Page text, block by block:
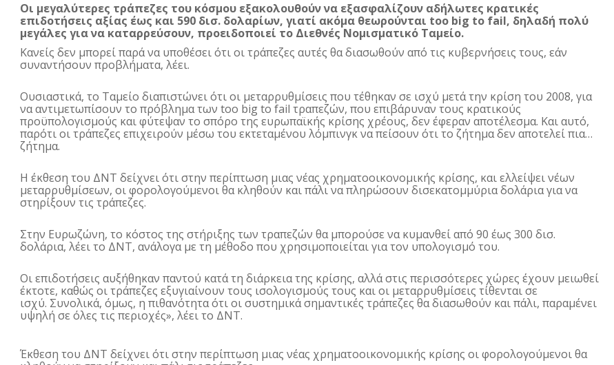
Οι μεγαλύτερες τράπεζες του κόσμου εξακολουθούν να εξασφαλίζουν αδήλωτες κρατικές
επιδοτήσεις αξίας έως και 590 δισ. δολαρίων, γιατί ακόμα θεωρούνται too big to fail, δηλαδή πολύ
μεγάλες για να καταρρεύσουν, προειδοποιεί το Διεθνές Νομισματικό Ταμείο.
Κανείς δεν μπορεί παρά να υποθέσει ότι οι τράπεζες αυτές θα διασωθούν από τις κυβερνήσεις τους, εάν
συναντήσουν προβλήματα, λέει.
Ουσιαστικά, το Ταμείο διαπιστώνει ότι οι μεταρρυθμίσεις που τέθηκαν σε ισχύ μετά την κρίση του 2008, για
να αντιμετωπίσουν το πρόβλημα των too big to fail τραπεζών, που επιβάρυναν τους κρατικούς
προϋπολογισμούς και φύτεψαν το σπόρο της ευρωπαϊκής κρίσης χρέους, δεν έφεραν αποτέλεσμα. Και αυτό,
παρότι οι τράπεζες επιχειρούν μέσω του εκτεταμένου λόμπινγκ να πείσουν ότι το ζήτημα δεν αποτελεί πια…
ζήτημα.
Η έκθεση του ΔΝΤ δείχνει ότι στην περίπτωση μιας νέας χρηματοοικονομικής κρίσης, και ελλείψει νέων
μεταρρυθμίσεων, οι φορολογούμενοι θα κληθούν και πάλι να πληρώσουν δισεκατομμύρια δολάρια για να
στηρίξουν τις τράπεζες.
Στην Ευρωζώνη, το κόστος της στήριξης των τραπεζών θα μπορούσε να κυμανθεί από 90 έως 300 δισ.
δολάρια, λέει το ΔΝΤ, ανάλογα με τη μέθοδο που χρησιμοποιείται για τον υπολογισμό του.
Οι επιδοτήσεις αυξήθηκαν παντού κατά τη διάρκεια της κρίσης, αλλά στις περισσότερες χώρες έχουν μειωθεί
έκτοτε, καθώς οι τράπεζες εξυγιαίνουν τους ισολογισμούς τους και οι μεταρρυθμίσεις τίθενται σε
ισχύ. Συνολικά, όμως, η πιθανότητα ότι οι συστημικά σημαντικές τράπεζες θα διασωθούν και πάλι, παραμένει
υψηλή σε όλες τις περιοχές», λέει το ΔΝΤ.
Έκθεση του ΔΝΤ δείχνει ότι στην περίπτωση μιας νέας χρηματοοικονομικής κρίσης οι φορολογούμενοι θα